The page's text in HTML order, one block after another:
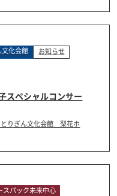
文化会館
お知らせ
スペシャルコンサー
とりぎん文化会館 梨花ホ
スパック未来中心